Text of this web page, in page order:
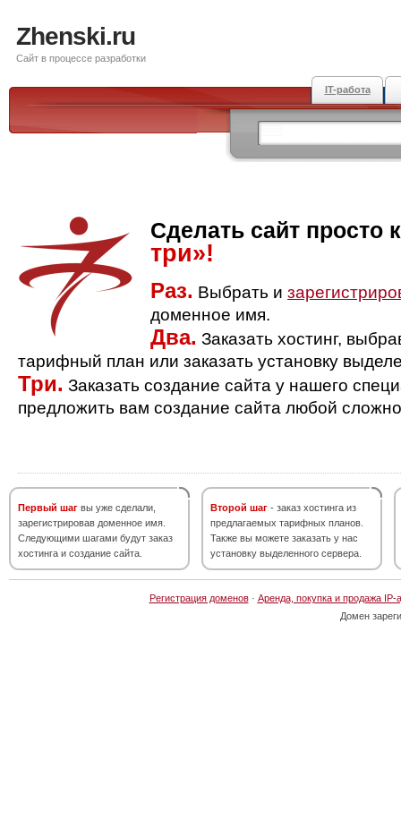
Zhenski.ru
Сайт в процессе разработки
IT-работа
Сделать сайт просто
три»!
Раз. Выбрать и
доменное имя.
Два. Заказать хостинг,
тарифный план или заказать установку
Три. Заказать создание сайта у нашего
предложить вам создание сайта любой
Первый шаг вы уже сделали,
зарегистрировав доменное имя.
Следующими шагами будут заказ
хостинга и создание сайта.
Второй шаг - заказ хостинга из
предлагаемых тарифных планов.
Также вы можете заказать у нас
установку выделенного сервера.
Регистрация доменов· Аренда, покупка и продажа IP-
Домен